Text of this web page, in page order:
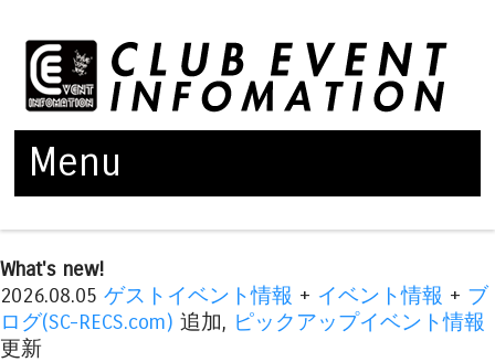
Menu
What's new!
2026.08.05 ゲストイベント情報 + イベント情報 + ブ
ログ(SC-RECS.com) 追加, ピックアップイベント情報
更新